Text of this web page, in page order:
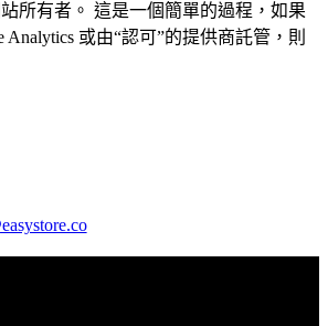
所有者。 這是一個簡單的過程，如果
Analytics 或由“認可”的提供商託管，則